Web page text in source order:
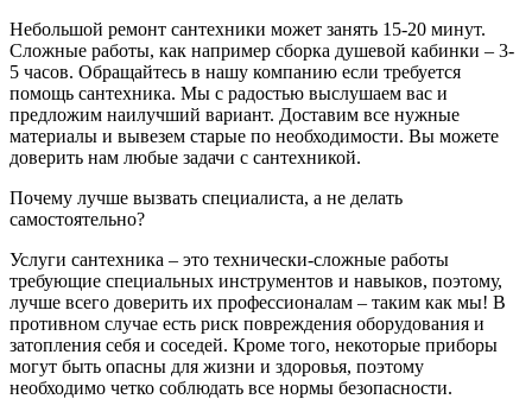
Небольшой ремонт сантехники может занять 15-20 минут.
Сложные работы, как например сборка душевой кабинки – 3-
5 часов. Обращайтесь в нашу компанию если требуется
помощь сантехника. Мы с радостью выслушаем вас и
предложим наилучший вариант. Доставим все нужные
материалы и вывезем старые по необходимости. Вы можете
доверить нам любые задачи с сантехникой.
Почему лучше вызвать специалиста, а не делать
самостоятельно?
Услуги сантехника – это технически-сложные работы
требующие специальных инструментов и навыков, поэтому,
лучше всего доверить их профессионалам – таким как мы! В
противном случае есть риск повреждения оборудования и
затопления себя и соседей. Кроме того, некоторые приборы
могут быть опасны для жизни и здоровья, поэтому
необходимо четко соблюдать все нормы безопасности.